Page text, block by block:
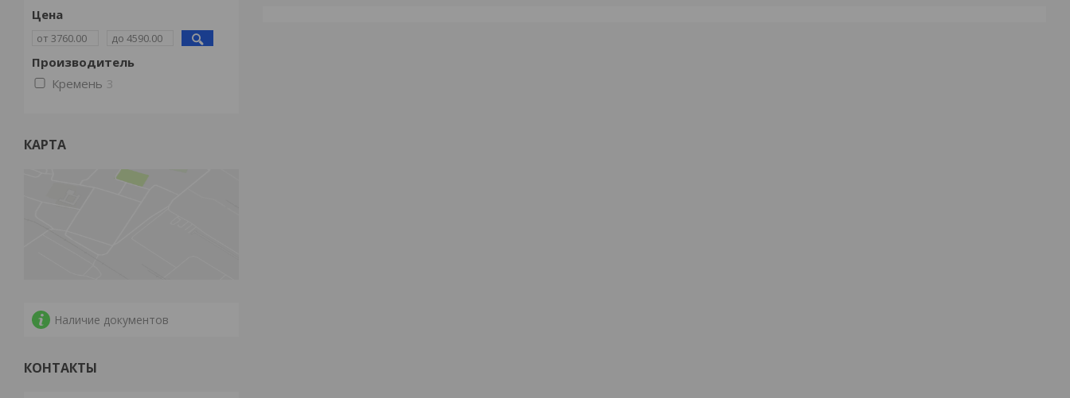
Цена
Производитель
Кремень 3
КАРТА
Наличие документов
КОНТАКТЫ